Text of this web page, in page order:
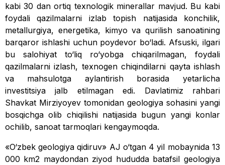
kabi 30 dan ortiq texnologik minerallar mavjud. Bu kabi
foydali qazilmalarni izlab topish natijasida konchilik,
metallurgiya, energetika, kimyo va qurilish sanoatining
barqaror ishlashi uchun poydevor bo‘ladi. Afsuski, ilgari
bu salohiyat to‘liq ro‘yobga chi­qarilmagan, foydali
qazilmalarni izlash, texnogen chiqindilarni qayta ishlash
va mahsulotga aylantirish borasida yetarlicha
investitsiya jalb etilmagan edi. Davlatimiz rahbari
Shavkat Mirziyoyev tomonidan geo­logiya sohasini yangi
bosqichga olib chiqilishi natijasida bugun yangi konlar
ochilib, sanoat tarmoqlari kengaymoqda.
«O‘zbek geologiya qidiruv» AJ o‘tgan 4 yil mobaynida 13
000 km2 maydondan ziyod hududda batafsil geologiya